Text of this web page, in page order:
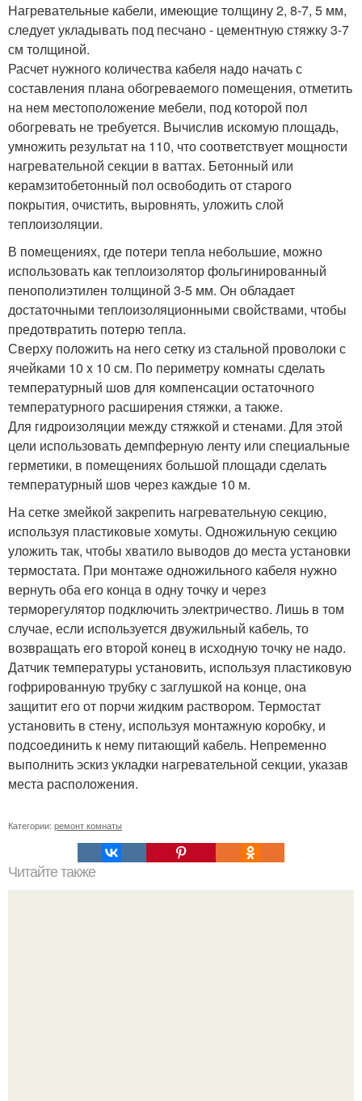
Нагревательные кабели, имеющие толщину 2, 8-7, 5 мм,
следует укладывать под песчано - цементную стяжку 3-7
см толщиной.
Расчет нужного количества кабеля надо начать с
составления плана обогреваемого помещения, отметить
на нем местоположение мебели, под которой пол
обогревать не требуется. Вычислив искомую площадь,
умножить результат на 110, что соответствует мощности
нагревательной секции в ваттах. Бетонный или
керамзитобетонный пол освободить от старого
покрытия, очистить, выровнять, уложить слой
теплоизоляции.
В помещениях, где потери тепла небольшие, можно
использовать как теплоизолятор фольгинированный
пенополиэтилен толщиной 3-5 мм. Он обладает
достаточными теплоизоляционными свойствами, чтобы
предотвратить потерю тепла.
Сверху положить на него сетку из стальной проволоки с
ячейками 10 x 10 см. По периметру комнаты сделать
температурный шов для компенсации остаточного
температурного расширения стяжки, а также.
Для гидроизоляции между стяжкой и стенами. Для этой
цели использовать демпферную ленту или специальные
герметики, в помещениях большой площади сделать
температурный шов через каждые 10 м.
На сетке змейкой закрепить нагревательную секцию,
используя пластиковые хомуты. Одножильную секцию
уложить так, чтобы хватило выводов до места установки
термостата. При монтаже одножильного кабеля нужно
вернуть оба его конца в одну точку и через
терморегулятор подключить электричество. Лишь в том
случае, если используется двужильный кабель, то
возвращать его второй конец в исходную точку не надо.
Датчик температуры установить, используя пластиковую
гофрированную трубку с заглушкой на конце, она
защитит его от порчи жидким раствором. Термостат
установить в стену, используя монтажную коробку, и
подсоединить к нему питающий кабель. Непременно
выполнить эскиз укладки нагревательной секции, указав
места расположения.
Категории: ремонт комнаты
Читайте также